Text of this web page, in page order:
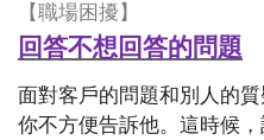
【職場困擾】
回答不想回答的問題
面對客戶的問題和別人的
你不方便告訴他。這時候，